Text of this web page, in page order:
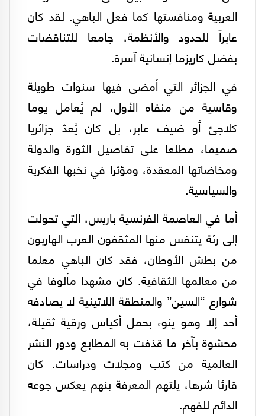
العربية ومنافستها كما فعل الباهي. لقد كان
عابراً للحدود والأنظمة، جامعا للتناقضات
بفضل كاريزما إنسانية آسرة.
في الجزائر التي أمضى فيها سنوات طويلة
وقاسية من منفاه الأول، لم يُعامل يوما
كلاجئ أو ضيف عابر، بل كان يُعدّ جزائريا
صميما، مطلعا على تفاصيل الثورة والدولة
ومخاضاتها المعقدة، ومؤثرا في نخبها الفكرية
والسياسية.
أما في العاصمة الفرنسية باريس، التي تحولت
إلى رئة يتنفس منها المثقفون العرب الهاربون
من بطش الأوطان، فقد كان الباهي معلما
من معالمها الثقافية. كان مشهدا مألوفا في
شوارع “السين” والمنطقة اللاتينية لا يصادفه
أحد إلا وهو ينوء بحمل أكياس ورقية ثقيلة،
محشوة بآخر ما قذفت به المطابع ودور النشر
العالمية من كتب ومجلات ودراسات. كان
قارئا شرها، يلتهم المعرفة بنهم يعكس جوعه
الدائم للفهم.